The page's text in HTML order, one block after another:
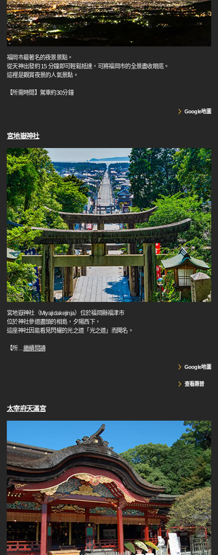
福岡市最著名的夜景景點。
從天神出發約 15 分鐘即可輕鬆抵達，可將福岡市的全景盡收眼底。
這裡是觀賞夜景的人氣景點。
【所需時間】駕車約30分鐘
Google地圖
宮地嶽神社
宮地嶽神社（Miyajidakejinja）位於福岡縣福津市
位於神社參道盡頭的相島，夕陽西下，
這座神社因能看見閃耀的光之道「光之道」而聞名。
【所…繼續閱讀
Google地圖
查看惠普
太宰府天滿宮